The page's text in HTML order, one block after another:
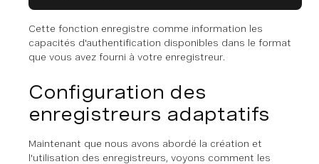
Cette fonction enregistre comme information les
capacités d'authentification disponibles dans le format
que vous avez fourni à votre enregistreur.
Configuration des
enregistreurs adaptatifs
Maintenant que nous avons abordé la création et
l'utilisation des enregistreurs, voyons comment les